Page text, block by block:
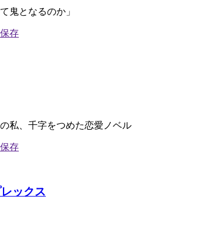
鬼となるのか」
私、千字をつめた恋愛ノベル
ックス